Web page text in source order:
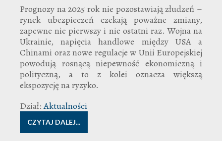
Prognozy na 2025 rok nie pozostawiają złudzeń –
rynek ubezpieczeń czekają poważne zmiany,
zapewne nie pierwszy i nie ostatni raz. Wojna na
Ukrainie, napięcia handlowe między USA a
Chinami oraz nowe regulacje w Unii Europejskiej
powodują rosnącą niepewność ekonomiczną i
polityczną, a to z kolei oznacza większą
ekspozycję na ryzyko.
Dział: Aktualności
CZYTAJ DALEJ...